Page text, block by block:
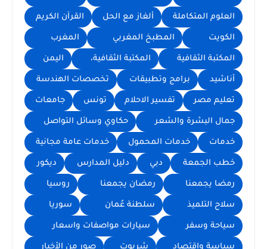
العلوم المتكاملة ألغاز مع الحل القرآن الكريم
الكويت المطبخ المغربي المغرب
المكتبة الثقافية المكتبة الثقافية، اليمن
أناشيد برامج وتطبيقات تخصصات الهندسة
تعليم مصر تفسير الاحلام تونس جامعات
جمال البشرة والشعر حكاوي وسائل التواصل
خدمات خدمات المحمول خدمات عامة مجانية
خطب الجمعة دبي دليل المدارس ديكور
رمضا يجمعنا رمضان يجمعنا روسيا
سلاح التلميذ سلطنة عُمان سوريا
سياحة وسفر سيارات مواصفات واسعار
سياسة واقتصاد شربوت صور من الأخبار